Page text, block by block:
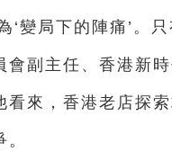
‘變局下的陣痛’。
會副主任、香港新
看來，香港老店探